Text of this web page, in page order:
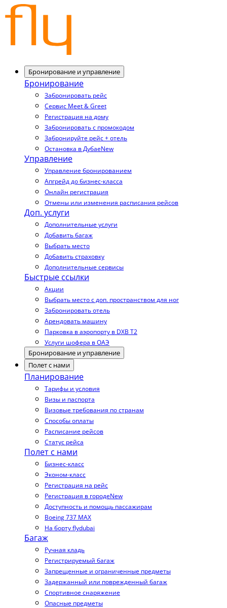
Бронирование и управление
Бронирование
Забронировать рейс
Сервис Meet & Greet
Регистрация на дому
Забронировать с промокодом
Забронируйте рейс + отель
Остановка в ДубаеNew
Управление
Управление бронированием
Апгрейд до бизнес-класса
Онлайн регистрация
Отмены или изменения расписания рейсов
Доп. услуги
Дополнительные услуги
Добавить багаж
Выбрать место
Добавить страховку
Дополнительные сервисы
Быстрые ссылки
Акции
Выбрать место с доп. пространством для ног
Забронировать отель
Арендовать машину
Парковка в аэропорту в DXB T2
Услуги шофера в ОАЭ
Бронирование и управление
Полет с нами
Планирование
Тарифы и условия
Визы и паспорта
Визовые требования по странам
Способы оплаты
Расписание рейсов
Статус рейса
Полет с нами
Бизнес-класс
Эконом-класс
Регистрация на рейс
Регистрация в городеNew
Доступность и помощь пассажирам
Boeing 737 MAX
На борту flydubai
Багаж
Ручная кладь
Регистрируемый багаж
Запрещенные и ограниченные предметы
Задержанный или поврежденный багаж
Спортивное снаряжение
Опасные предметы